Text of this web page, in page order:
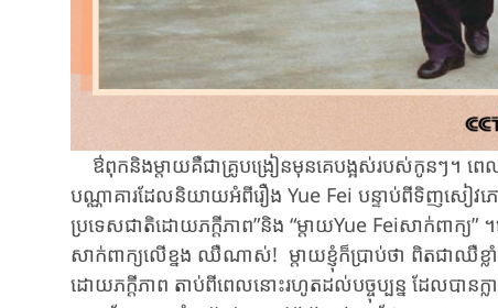
ឳពុក​និងម្តាយ​គឺជាគ្រូបង្រៀនមុនគេបង្អស់របស់កូនៗ។​ ព
បណ្ណាគារ​ដែល​និយាយអំពីរឿង Yue Fei បន្ទាប់ពីទិញសៀវភៅ
ប្រទេសជាតិ​ដោយភក្តីភាព”និង “ម្តាយYue Feiសាក់ពាក្យ”
សាក់ពាក្យលើខ្នង ឈឺណាស់! ​ម្តាយ​ខ្ញុំក៏ប្រាប់ថា ​ពិតជាឈឺខ្លាំ
ដោយភក្តីភាព ​តាប់ពីពេលនោះរហូតដល់​បច្ចុប្បន្ន​ ​ដែលបា